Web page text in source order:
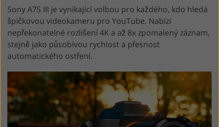
Sony A7S III je vynikající volbou pro každého, kdo hledá
špičkovou videokameru pro YouTube. Nabízí
nepřekonatelné rozlišení 4K a až 8x zpomalený záznam,
stejně jako působivou rychlost a přesnost
automatického ostření.